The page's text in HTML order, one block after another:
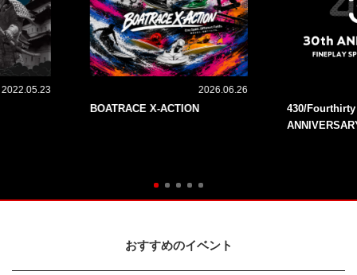
2022.05.23 2026.06.26
BOATRACE X-ACTION
430/
おすすめのイベント